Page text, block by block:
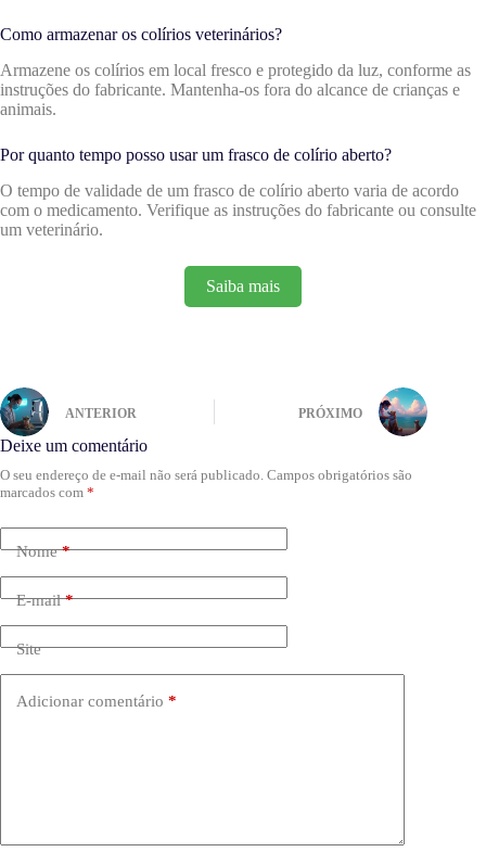
Como armazenar os colírios veterinários?
Armazene os colírios em local fresco e protegido da luz, conforme as
instruções do fabricante. Mantenha-os fora do alcance de crianças e
animais.
Por quanto tempo posso usar um frasco de colírio aberto?
O tempo de validade de um frasco de colírio aberto varia de acordo
com o medicamento. Verifique as instruções do fabricante ou consulte
um veterinário.
Saiba mais
ANTERIOR PRÓXIMO
Deixe um comentário
O seu endereço de e-mail não será publicado. Campos obrigatórios são
marcados com *
Nome*
E-mail*
Site
Adicionar comentário *